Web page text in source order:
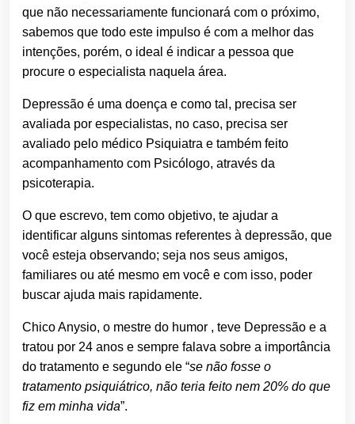
que não necessariamente funcionará com o próximo,
sabemos que todo este impulso é com a melhor das
intenções, porém, o ideal é indicar a pessoa que
procure o especialista naquela área.
Depressão é uma doença e como tal, precisa ser
avaliada por especialistas, no caso, precisa ser
avaliado pelo médico Psiquiatra e também feito
acompanhamento com Psicólogo, através da
psicoterapia.
O que escrevo, tem como objetivo, te ajudar a
identificar alguns sintomas referentes à depressão, que
você esteja observando; seja nos seus amigos,
familiares ou até mesmo em você e com isso, poder
buscar ajuda mais rapidamente.
Chico Anysio, o mestre do humor , teve Depressão e a
tratou por 24 anos e sempre falava sobre a importância
do tratamento e segundo ele “se não fosse o
tratamento psiquiátrico, não teria feito nem 20% do que
fiz em minha vida”.